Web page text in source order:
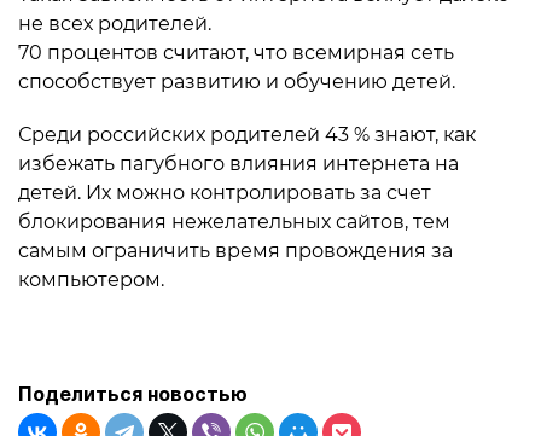
не всех родителей.
70 процентов считают, что всемирная сеть
способствует развитию и обучению детей.
Среди российских родителей 43 % знают, как
избежать пагубного влияния интернета на
детей. Их можно контролировать за счет
блокирования нежелательных сайтов, тем
самым ограничить время провождения за
компьютером.
Поделиться новостью